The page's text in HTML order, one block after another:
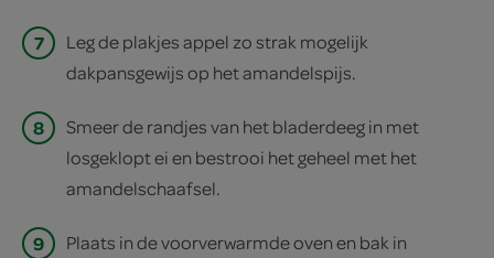
7
Leg de plakjes appel zo strak mogelijk
dakpansgewijs op het amandelspijs.
8
Smeer de randjes van het bladerdeeg in met
losgeklopt ei en bestrooi het geheel met het
amandelschaafsel.
9
Plaats in de voorverwarmde oven en bak in